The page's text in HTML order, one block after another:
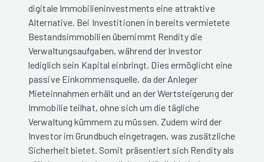
digitale Immobilieninvestments eine attraktive
Alternative. Bei Investitionen in bereits vermietete
Bestandsimmobilien übernimmt Rendity die
Verwaltungsaufgaben, während der Investor
lediglich sein Kapital einbringt. Dies ermöglicht eine
passive Einkommensquelle, da der Anleger
Mieteinnahmen erhält und an der Wertsteigerung der
Immobilie teilhat, ohne sich um die tägliche
Verwaltung kümmern zu müssen. Zudem wird der
Investor im Grundbuch eingetragen, was zusätzliche
Sicherheit bietet. Somit präsentiert sich Rendity als